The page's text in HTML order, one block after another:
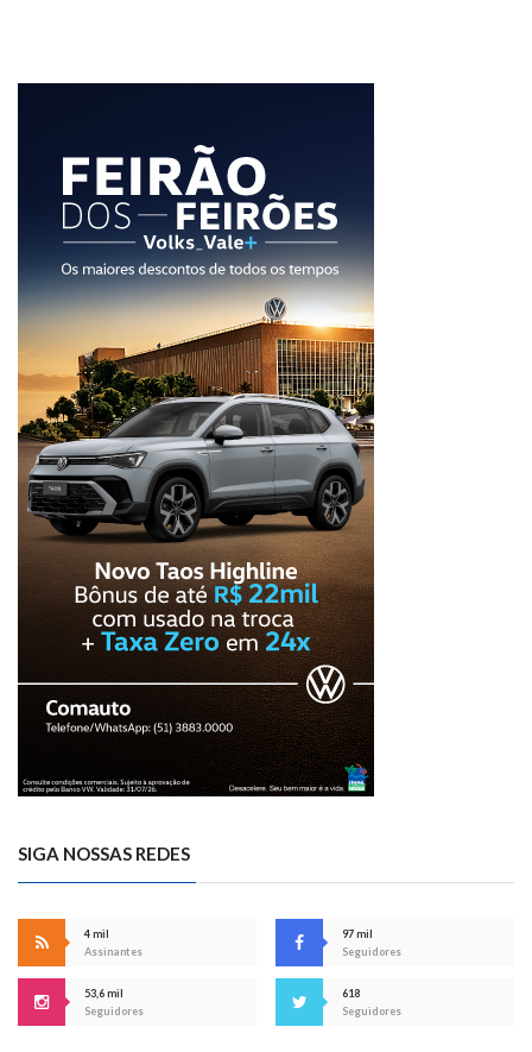
SIGA NOSSAS REDES
4 mil
Assinantes
97 mil
Seguidores
53,6 mil
Seguidores
618
Seguidores